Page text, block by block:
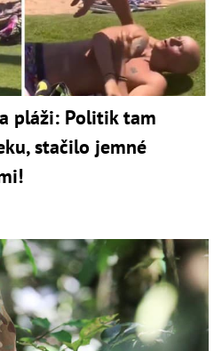
pláži: Politik tam
stačilo jemné